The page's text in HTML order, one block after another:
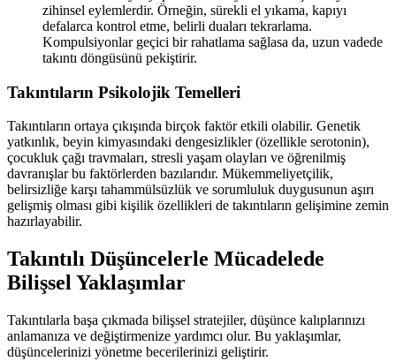
zihinsel eylemlerdir. Örneğin, sürekli el yıkama, kapıyı
defalarca kontrol etme, belirli duaları tekrarlama.
Kompulsiyonlar geçici bir rahatlama sağlasa da, uzun vadede
takıntı döngüsünü pekiştirir.
Takıntıların Psikolojik Temelleri
Takıntıların ortaya çıkışında birçok faktör etkili olabilir. Genetik
yatkınlık, beyin kimyasındaki dengesizlikler (özellikle serotonin),
çocukluk çağı travmaları, stresli yaşam olayları ve öğrenilmiş
davranışlar bu faktörlerden bazılarıdır. Mükemmeliyetçilik,
belirsizliğe karşı tahammülsüzlük ve sorumluluk duygusunun aşırı
gelişmiş olması gibi kişilik özellikleri de takıntıların gelişimine zemin
hazırlayabilir.
Takıntılı Düşüncelerle Mücadelede
Bilişsel Yaklaşımlar
Takıntılarla başa çıkmada bilişsel stratejiler, düşünce kalıplarınızı
anlamanıza ve değiştirmenize yardımcı olur. Bu yaklaşımlar,
düşüncelerinizi yönetme becerilerinizi geliştirir.